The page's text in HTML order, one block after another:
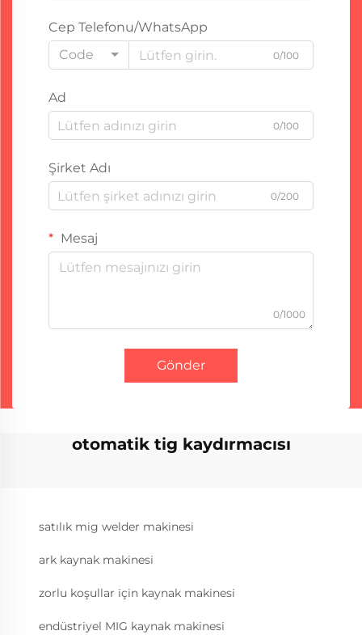
Cep Telefonu/WhatsApp
Code
0/100
Ad
0/100
Şirket Adı
0/200
Mesaj
0/1000
Gönder
otomatik tig kaydırmacısı
satılık mig welder makinesi
ark kaynak makinesi
zorlu koşullar için kaynak makinesi
endüstriyel MIG kaynak makinesi